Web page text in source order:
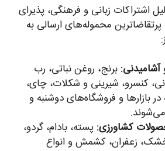
اشتراکات زبانی و فرهنگی، پذیرای
محموله‌های ارسالی به
آشامیدنی: برنج، روغن نباتی، رب
کنسرو، شیرینی و شکلات، چای،
بازارها و فروشگاه‌های دوشنبه و
کشاورزی: پسته، بادام، گردو،
خشک، زعفران، کشمش و انواع